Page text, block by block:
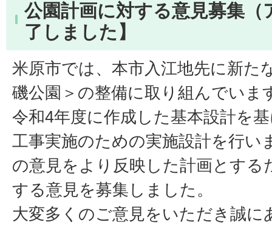
公園計画に対する意見募集（
了しました】
米原市では、本市入江地先に新た
磯公園＞の整備に取り組んでいま
令和4年度に作成した基本設計を
工事実施のための実施設計を行い
の意見をより反映した計画とする
する意見を募集しました。
大変多くのご意見をいただき誠